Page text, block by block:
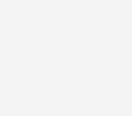
Emission: 129